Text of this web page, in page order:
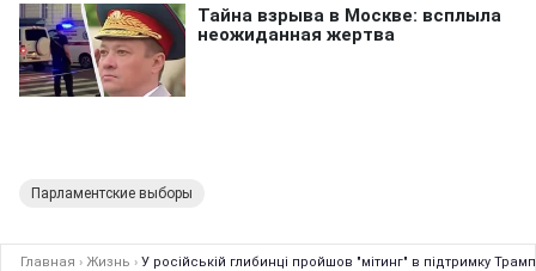
Парламентские выборы
Главная › Жизнь › У російській глибинці пройшов "мітинг" в підтримку